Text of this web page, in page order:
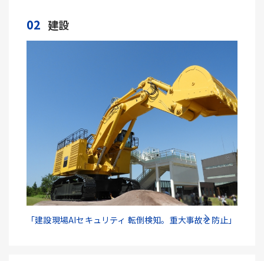
02 建設
「建設現場AIセキュリティ 転倒検知。重大事故を防止」